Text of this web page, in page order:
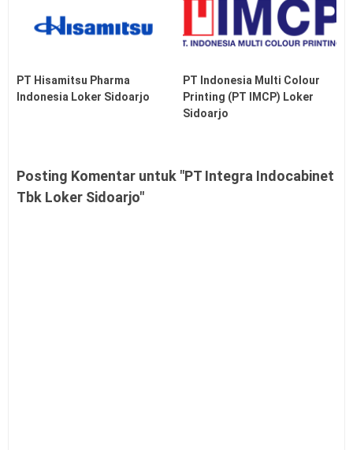
PT Hisamitsu Pharma
Indonesia Loker Sidoarjo
PT Indonesia Multi Colour
Printing (PT IMCP) Loker
Sidoarjo
Posting Komentar untuk "PT Integra Indocabinet
Tbk Loker Sidoarjo"